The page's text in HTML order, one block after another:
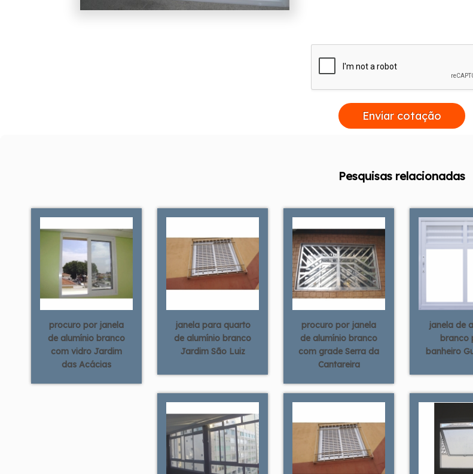
Enviar cotação
Pesquisas relacionadas
procuro por janela
de alumínio branco
com vidro Jardim
das Acácias
janela para quarto
de alumínio branco
Jardim São Luiz
procuro por janela
de alumínio branco
com grade Serra da
Cantareira
janela de
branco
banheiro